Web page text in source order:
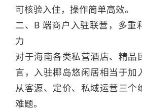
可核验入住，操作简单高效。
二、B 端商户入驻联营，多重
力
对于海南各类私营酒店、精品
言，入驻椰岛悠闲居相当于加
从客源、定价、私域运营三个
难题。